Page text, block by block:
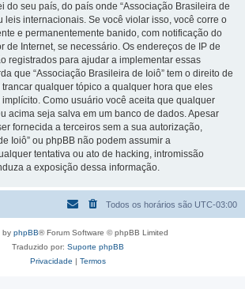
do seu país, do país onde “Associação Brasileira de
leis internacionais. Se você violar isso, você corre o
e permanentemente banido, com notificação do
de Internet, se necessário. Os endereços de IP de
registrados para ajudar a implementar essas
que “Associação Brasileira de Ioiô” tem o direito de
trancar qualquer tópico a qualquer hora que eles
Como usuário você aceita que qualquer
acima seja salva em um banco de dados. Apesar
fornecida a terceiros sem a sua autorização,
Ioiô” ou phpBB não podem assumir a
tentativa ou ato de hacking, intromissão
a exposição dessa informação.
Todos os horários são UTC-03:00
by phpBB® Forum Software © phpBB Limited
Traduzido por: Suporte phpBB
Privacidade | Termos